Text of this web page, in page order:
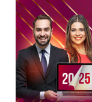
CONVÊNIOS:
FACULDADE
OFERECE
CONDIÇÃO
ESPECIAL
PARA